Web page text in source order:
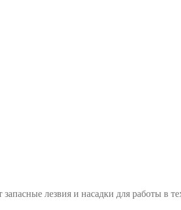
лезвия и насадки для работы в